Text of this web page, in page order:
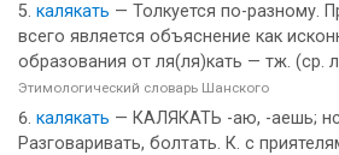
калякать — Толкуется по-разному.
всего является объяснение как
образования от ля(ля)кать — тж. (ср.
Этимологический словарь Шанского
калякать — КАЛЯКАТЬ -аю, -аешь;
Разговаривать, болтать. К. с